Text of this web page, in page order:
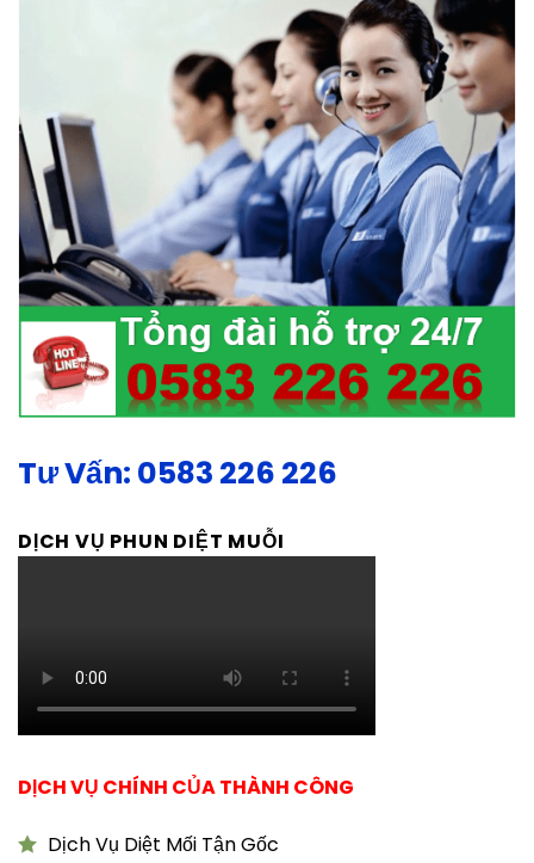
Tư Vấn: 0583 226 226
DỊCH VỤ PHUN DIỆT MUỖI
DỊCH VỤ CHÍNH CỦA THÀNH CÔNG
Dịch Vụ Diệt Mối Tận Gốc